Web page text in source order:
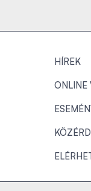
HÍREK
ONLINE